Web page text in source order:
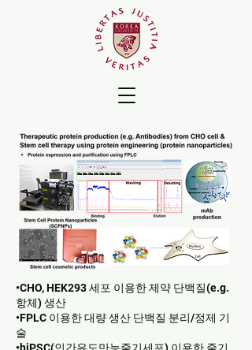
•CHO, HEK293 세포 이용한 제약 단백질(e.g.
항체) 생산
•FPLC 이용한 대량 생산 단백질 분리/정제 기
술